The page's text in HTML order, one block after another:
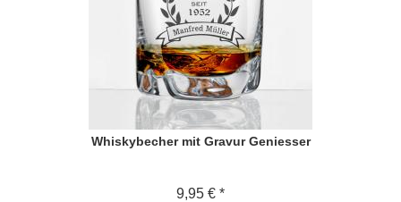
Whiskybecher mit Gravur Geniesser
9,95 € *